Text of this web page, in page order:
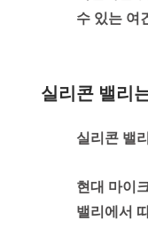
수 있는 여
실리콘 밸리
실리콘 밸
현대 마이
밸리에서